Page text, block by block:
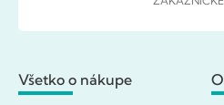
Všetko o nákupe